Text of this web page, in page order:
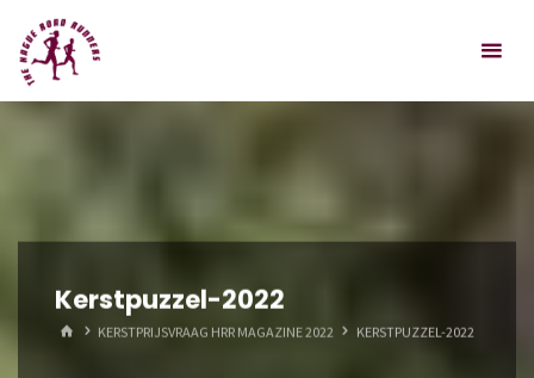
Spring
naar
inhoud
Kerstpuzzel-2022
HOMEKERSTPRIJSVRAAG HRR MAGAZINE 2022 KERSTPUZZEL-2022